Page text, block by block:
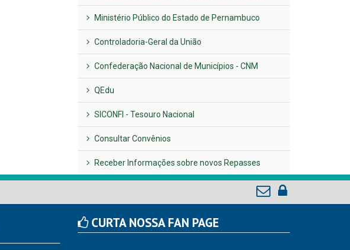
Ministério Público do Estado de Pernambuco
Controladoria-Geral da União
Confederação Nacional de Municípios - CNM
QEdu
SICONFI - Tesouro Nacional
Consultar Convênios
Receber Informações sobre novos Repasses
CURTA NOSSA FAN PAGE